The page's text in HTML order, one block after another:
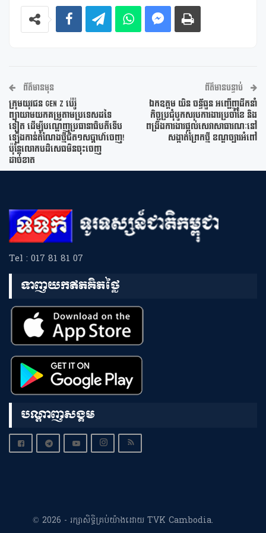
ព័ត៌មានមុន
ក្រុមយុវជន Gen Z ប៉េរ៉ូ
ព្យាយាមយកគម្រូតាមប្រទេសដទៃ
ទៀត ដើម្បីបណ្តេញប្រធានាធិបតីទើប
ឡើងកាន់តំណែងថ្មីជិត១សប្តាហ៍ចេញ!
ប៉ុន្តែលោកបដិសេធមិនចុះចេញ
ដាច់ខាត
ព័ត៌មានបន្ទាប់
ឯកឧត្តម យិន ចន្ទ័ធួន អញ្ជើញដឹកនាំ
កិច្ចប្រជុំបូកសរុបការងារប្រចាំខែ និង
ពង្រឹងការងារផ្តល់សេវាសាធារណៈនៅ
សង្កាត់ព្រែកថ្មី ខណ្ឌច្បារអំពៅ
Tel : 017 81 81 07
ទាញយកឥតគិតថ្លៃ
បណ្តាញសង្គម
© 2026 - រក្សាសិទ្ធិគ្រប់យ៉ាងដោយ TVK Cambodia.